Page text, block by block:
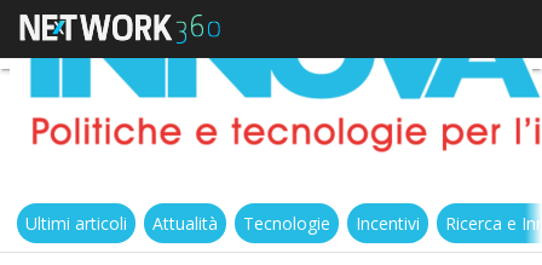
Ultimi articoli Attualità Tecnologie Incentivi Ricerca e